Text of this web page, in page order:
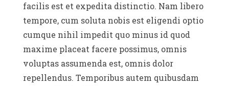
facilis est et expedita distinctio. Nam libero
tempore, cum soluta nobis est eligendi optio
cumque nihil impedit quo minus id quod
maxime placeat facere possimus, omnis
voluptas assumenda est, omnis dolor
repellendus. Temporibus autem quibusdam